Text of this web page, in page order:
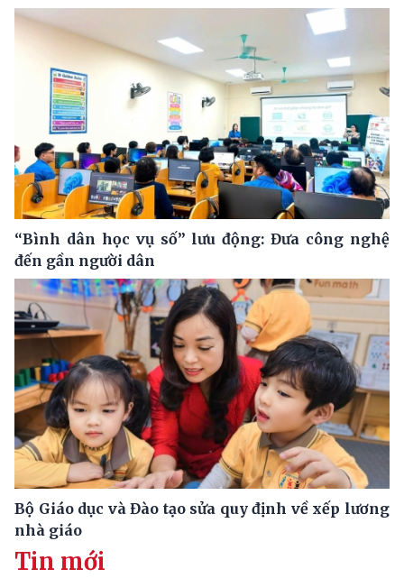
“Bình dân học vụ số” lưu động: Đưa công nghệ
đến gần người dân
Bộ Giáo dục và Đào tạo sửa quy định về xếp lương
nhà giáo
Tin mới